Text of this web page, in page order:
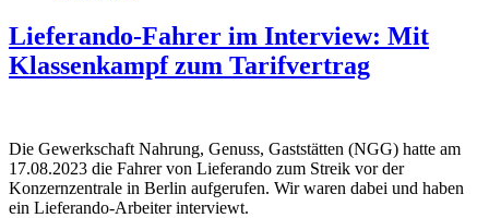
Lieferando-Fahrer im Interview: Mit
Klassenkampf zum Tarifvertrag
Die Gewerkschaft Nahrung, Genuss, Gaststätten (NGG) hatte am
17.08.2023 die Fahrer von Lieferando zum Streik vor der
Konzernzentrale in Berlin aufgerufen. Wir waren dabei und haben
ein Lieferando-Arbeiter interviewt.